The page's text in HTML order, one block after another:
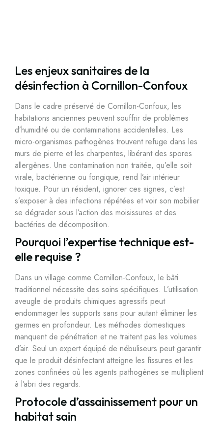
Les enjeux sanitaires de la
désinfection à Cornillon-Confoux
Dans le cadre préservé de Cornillon-Confoux, les
habitations anciennes peuvent souffrir de problèmes
d’humidité ou de contaminations accidentelles. Les
micro-organismes pathogènes trouvent refuge dans les
murs de pierre et les charpentes, libérant des spores
allergènes. Une contamination non traitée, qu’elle soit
virale, bactérienne ou fongique, rend l’air intérieur
toxique. Pour un résident, ignorer ces signes, c’est
s’exposer à des infections répétées et voir son mobilier
se dégrader sous l’action des moisissures et des
bactéries de décomposition.
Pourquoi l’expertise technique est-
elle requise ?
Dans un village comme Cornillon-Confoux, le bâti
traditionnel nécessite des soins spécifiques. L’utilisation
aveugle de produits chimiques agressifs peut
endommager les supports sans pour autant éliminer les
germes en profondeur. Les méthodes domestiques
manquent de pénétration et ne traitent pas les volumes
d’air. Seul un expert équipé de nébuliseurs peut garantir
que le produit désinfectant atteigne les fissures et les
zones confinées où les agents pathogènes se multiplient
à l’abri des regards.
Protocole d’assainissement pour un
habitat sain